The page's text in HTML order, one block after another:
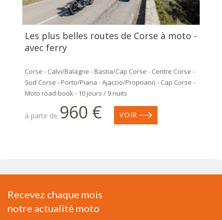
Les plus belles routes de Corse à moto -
avec ferry
Corse - Calvi/Balagne - Bastia/Cap Corse - Centre Corse -
Sud Corse - Porto/Piana - Ajaccio/Propriano - Cap Corse -
Moto road-book - 10 jours / 9 nuits
à partir de 960 € VOIR
Recevez chaque mois
notre actualité moto